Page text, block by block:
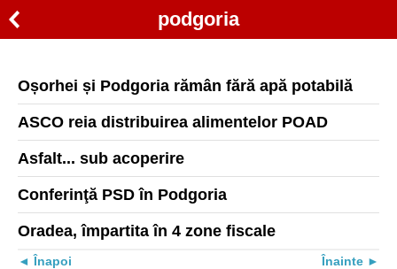
podgoria
Oșorhei și Podgoria rămân fără apă potabilă
ASCO reia distribuirea alimentelor POAD
Asfalt... sub acoperire
Conferinţă PSD în Podgoria
Oradea, împartita în 4 zone fiscale
Înapoi Înainte